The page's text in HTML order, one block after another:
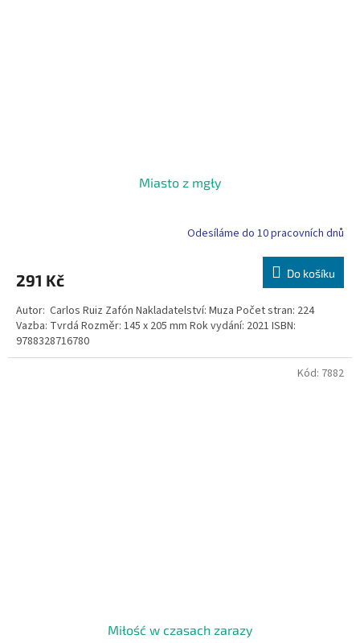
Miasto z mgły
Odesíláme do 10 pracovních dnů
291 Kč Do košíku
Autor: Carlos Ruiz Zafón Nakladatelství: Muza Počet stran: 224
Vazba: Tvrdá Rozměr: 145 x 205 mm Rok vydání: 2021 ISBN:
9788328716780
Miłość w czasach zarazy
Kód: 7882